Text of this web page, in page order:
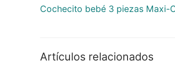
Cochecito bebé 3 piezas Maxi-
Artículos relacionados